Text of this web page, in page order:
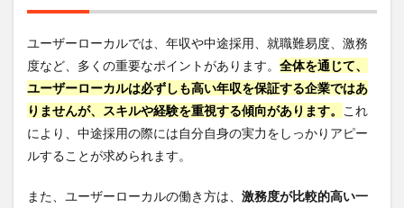
ユーザーローカルでは、年収や中途採用、就職難易度、激務
度など、多くの重要なポイントがあります。 全体を通じて、
ユーザーローカルは必ずしも高い年収を保証する企業ではあ
りませんが、スキルや経験を重視する傾向があります。
これ
により、中途採用の際には自分自身の実力をしっかりアピー
ルすることが求められます。
また、ユーザーローカルの働き方は、 激務度が比較的高い一